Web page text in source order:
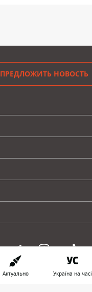
ПРЕДЛОЖИТЬ НОВОСТЬ
Актуально Україна на часі